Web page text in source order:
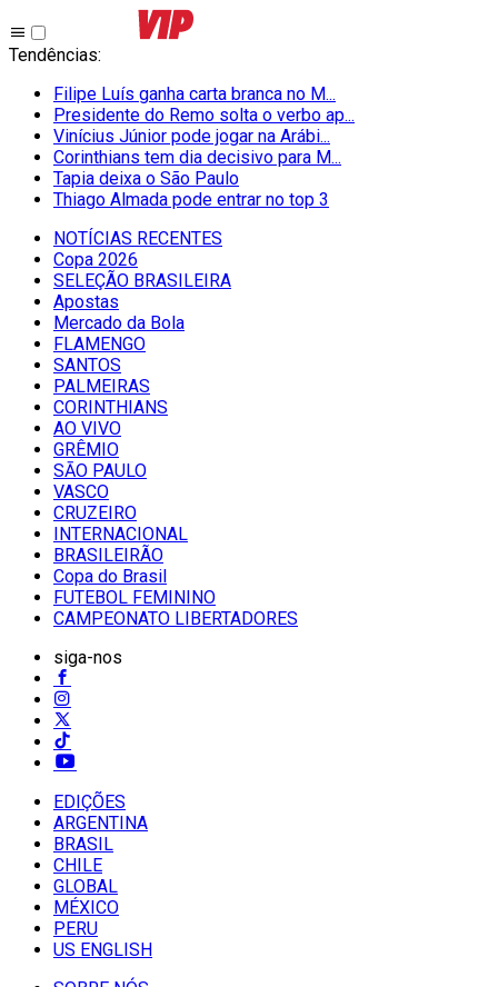
Tendências:
Filipe Luís ganha carta branca no M...
Presidente do Remo solta o verbo ap...
Vinícius Júnior pode jogar na Arábi...
Corinthians tem dia decisivo para M...
Tapia deixa o São Paulo
Thiago Almada pode entrar no top 3
NOTÍCIAS RECENTES
Copa 2026
SELEÇÃO BRASILEIRA
Apostas
Mercado da Bola
FLAMENGO
SANTOS
PALMEIRAS
CORINTHIANS
AO VIVO
GRÊMIO
SĀO PAULO
VASCO
CRUZEIRO
INTERNACIONAL
BRASILEIRÃO
Copa do Brasil
FUTEBOL FEMININO
CAMPEONATO LIBERTADORES
siga-nos
EDIÇÕES
ARGENTINA
BRASIL
CHILE
GLOBAL
MÉXICO
PERU
US ENGLISH